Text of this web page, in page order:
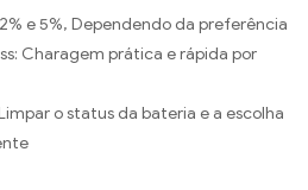
e 5%, Dependendo da preferência
Charagem prática e rápida por
o status da bateria e a escolha